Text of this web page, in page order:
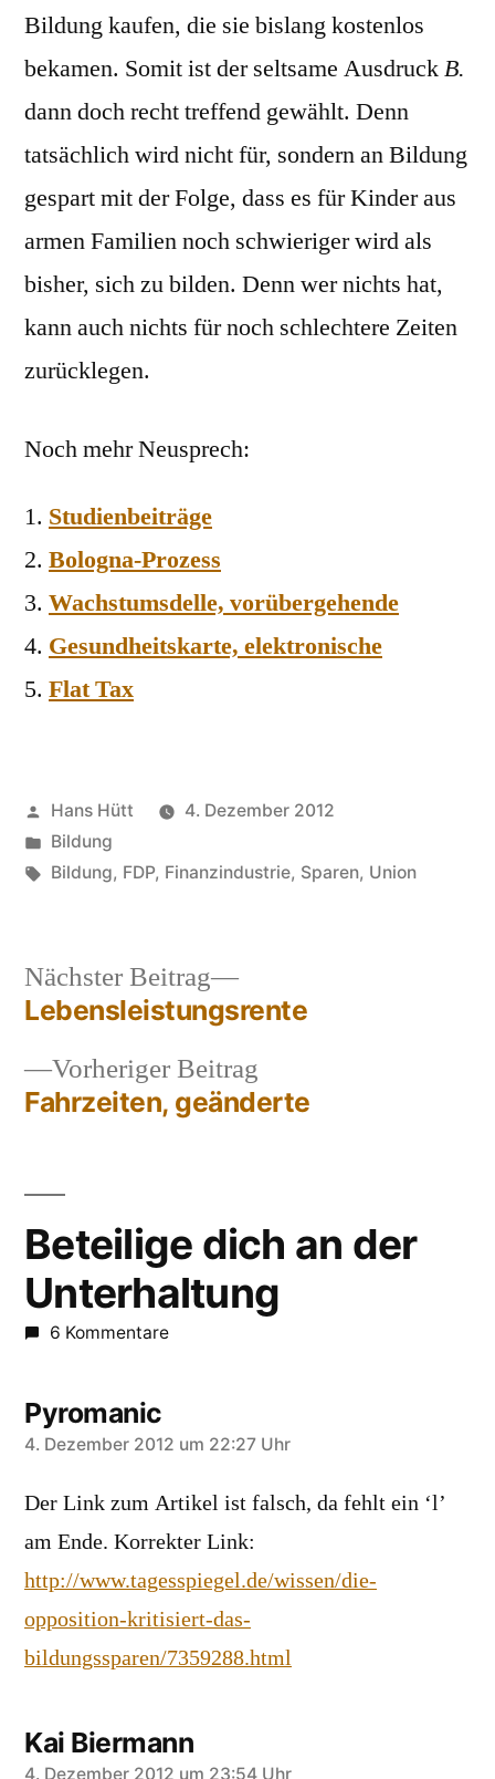
Bildung kaufen, die sie bislang kostenlos
bekamen. Somit ist der seltsame AusdruckB.
dann doch recht treffend gewählt. Denn
tatsächlich wird nicht für, sondern an Bildung
gespart mit der Folge, dass es für Kinder aus
armen Familien noch schwieriger wird als
bisher, sich zu bilden. Denn wer nichts hat,
kann auch nichts für noch schlechtere Zeiten
zurücklegen.
Noch mehr Neusprech:
Studienbeiträge
Bologna-Prozess
Wachstumsdelle, vorübergehende
Gesundheitskarte, elektronische
Flat Tax
Veröffentlicht
von
Hans Hütt
4. Dezember 2012
Veröffentlicht
in
Bildung
Schlagwörter:
Bildung, FDP, Finanzindustrie, Sparen, Union
Beitragsnavigation
Vorheriger Beitrag
Beitrag:
Fahrzeiten, geänderte
Nächster Beitrag
Nächster
Beitrag:
Lebensleistungsrente
Beteilige dich an der
Unterhaltung
6 Kommentare
Pyromanic
sagt:
4. Dezember 2012 um 22:27 Uhr
Der Link zum Artikel ist falsch, da fehlt ein ‘l’
am Ende. Korrekter Link:
http://www.tagesspiegel.de/wissen/die-
opposition-kritisiert-das-
bildungssparen/7359288.html
Kai Biermann
4. Dezember 2012 um 23:54 Uhr